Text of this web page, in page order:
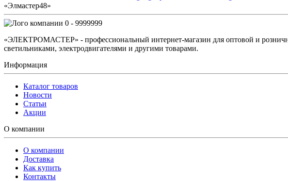
«Элмастер48»
0 - 9999999
«ЭЛЕКТРОМАСТЕР» - профессиональный интернет-магазин для оптовой и
светильниками, электродвигателями и другими товарами.
Информация
Каталог товаров
Новости
Статьи
Акции
О компании
О компании
Доставка
Как купить
Контакты